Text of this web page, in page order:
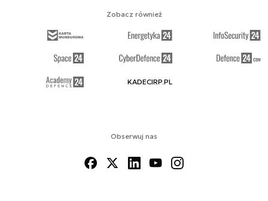
Obserwuj nas
Zobacz również
KADECIRP.PL